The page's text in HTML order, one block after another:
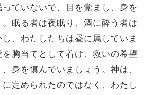
ていないで、目を覚まし、身を
眠る者は夜眠り、酒に酔う者は
、わたしたちは昼に属していま
胸当てとして着け、救いの希望
身を慎んでいましょう。神は、
定められたのではなく、わたし